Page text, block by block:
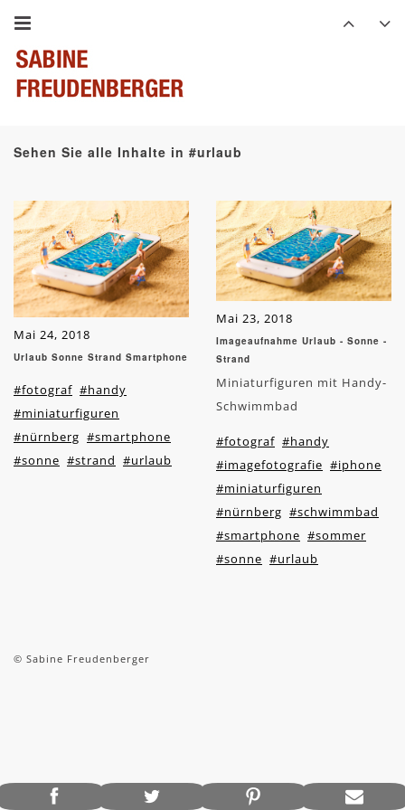
Sehen Sie alle Inhalte in #urlaub
Mai 24, 2018
Urlaub Sonne Strand Smartphone
#fotograf #handy
#miniaturfiguren
#nürnberg #smartphone
#sonne #strand #urlaub
Mai 23, 2018
Imageaufnahme Urlaub - Sonne -
Strand
Miniaturfiguren mit Handy-
Schwimmbad
#fotograf #handy
#imagefotografie #iphone
#miniaturfiguren
#nürnberg #schwimmbad
#smartphone #sommer
#sonne #urlaub
© Sabine Freudenberger